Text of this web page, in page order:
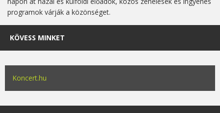
programok várják a közönséget.
KÖVESS MINKET
Koncert.hu